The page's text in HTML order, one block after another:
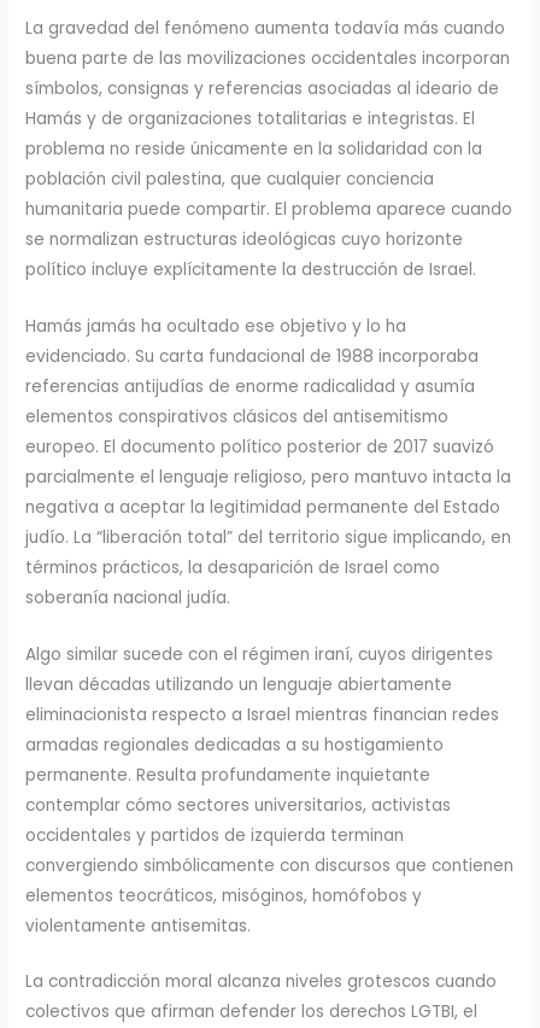
La gravedad del fenómeno aumenta todavía más cuando
buena parte de las movilizaciones occidentales incorporan
símbolos, consignas y referencias asociadas al ideario de
Hamás y de organizaciones totalitarias e integristas. El
problema no reside únicamente en la solidaridad con la
población civil palestina, que cualquier conciencia
humanitaria puede compartir. El problema aparece cuando
se normalizan estructuras ideológicas cuyo horizonte
político incluye explícitamente la destrucción de Israel.
Hamás jamás ha ocultado ese objetivo y lo ha
evidenciado. Su carta fundacional de 1988 incorporaba
referencias antijudías de enorme radicalidad y asumía
elementos conspirativos clásicos del antisemitismo
europeo. El documento político posterior de 2017 suavizó
parcialmente el lenguaje religioso, pero mantuvo intacta la
negativa a aceptar la legitimidad permanente del Estado
judío. La “liberación total” del territorio sigue implicando, en
términos prácticos, la desaparición de Israel como
soberanía nacional judía.
Algo similar sucede con el régimen iraní, cuyos dirigentes
llevan décadas utilizando un lenguaje abiertamente
eliminacionista respecto a Israel mientras financian redes
armadas regionales dedicadas a su hostigamiento
permanente. Resulta profundamente inquietante
contemplar cómo sectores universitarios, activistas
occidentales y partidos de izquierda terminan
convergiendo simbólicamente con discursos que contienen
elementos teocráticos, misóginos, homófobos y
violentamente antisemitas.
La contradicción moral alcanza niveles grotescos cuando
colectivos que afirman defender los derechos LGTBI, el